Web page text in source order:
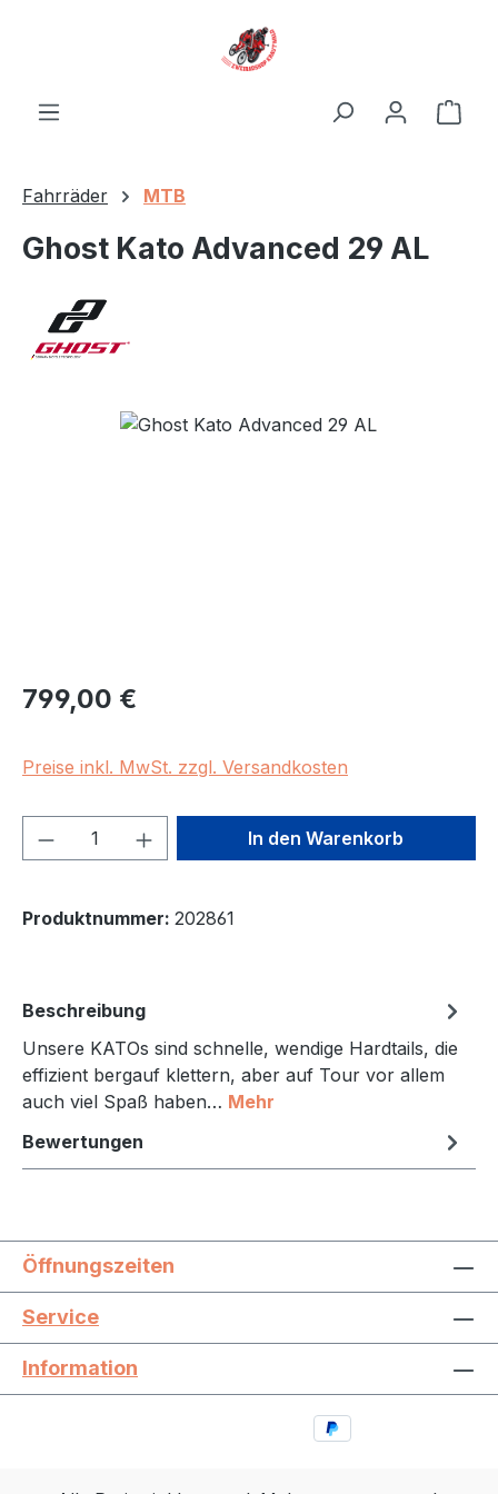
Fahrräder MTB
Ghost Kato Advanced 29 AL
Bildergalerie überspringen
Regulärer Preis:
799,00 €
Preise inkl. MwSt. zzgl. Versandkosten
Produkt Anzahl: Gib denIn den Warenkorb
Produktnummer: 202861
Beschreibung
Unsere KATOs sind schnelle, wendige Hardtails, die
effizient bergauf klettern, aber auf Tour vor allem
auch viel Spaß haben… Mehr
Bewertungen
Öffnungszeiten
Service
Information